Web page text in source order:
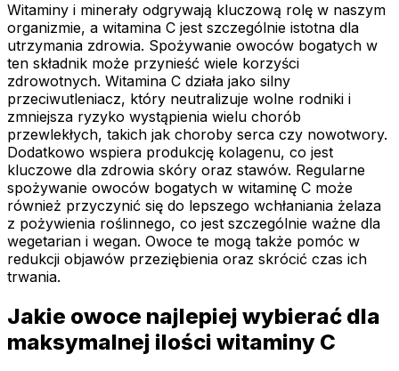
Witaminy i minerały odgrywają kluczową rolę w naszym
organizmie, a witamina C jest szczególnie istotna dla
utrzymania zdrowia. Spożywanie owoców bogatych w
ten składnik może przynieść wiele korzyści
zdrowotnych. Witamina C działa jako silny
przeciwutleniacz, który neutralizuje wolne rodniki i
zmniejsza ryzyko wystąpienia wielu chorób
przewlekłych, takich jak choroby serca czy nowotwory.
Dodatkowo wspiera produkcję kolagenu, co jest
kluczowe dla zdrowia skóry oraz stawów. Regularne
spożywanie owoców bogatych w witaminę C może
również przyczynić się do lepszego wchłaniania żelaza
z pożywienia roślinnego, co jest szczególnie ważne dla
wegetarian i wegan. Owoce te mogą także pomóc w
redukcji objawów przeziębienia oraz skrócić czas ich
trwania.
Jakie owoce najlepiej wybierać dla
maksymalnej ilości witaminy C